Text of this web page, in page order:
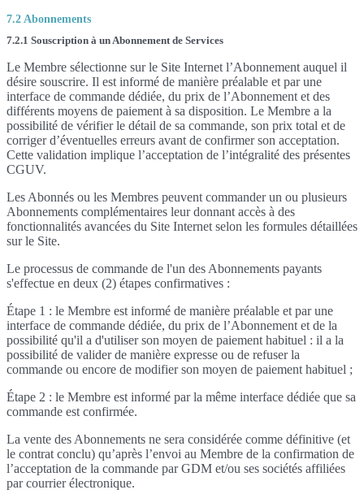
7.2 Abonnements
7.2.1 Souscription à un Abonnement de Services
Le Membre sélectionne sur le Site Internet l’Abonnement auquel il
désire souscrire. Il est informé de manière préalable et par une
interface de commande dédiée, du prix de l’Abonnement et des
différents moyens de paiement à sa disposition. Le Membre a la
possibilité de vérifier le détail de sa commande, son prix total et de
corriger d’éventuelles erreurs avant de confirmer son acceptation.
Cette validation implique l’acceptation de l’intégralité des présentes
CGUV.
Les Abonnés ou les Membres peuvent commander un ou plusieurs
Abonnements complémentaires leur donnant accès à des
fonctionnalités avancées du Site Internet selon les formules détaillées
sur le Site.
Le processus de commande de l'un des Abonnements payants
s'effectue en deux (2) étapes confirmatives :
Étape 1 : le Membre est informé de manière préalable et par une
interface de commande dédiée, du prix de l’Abonnement et de la
possibilité qu'il a d'utiliser son moyen de paiement habituel : il a la
possibilité de valider de manière expresse ou de refuser la
commande ou encore de modifier son moyen de paiement habituel ;
Étape 2 : le Membre est informé par la même interface dédiée que sa
commande est confirmée.
La vente des Abonnements ne sera considérée comme définitive (et
le contrat conclu) qu’après l’envoi au Membre de la confirmation de
l’acceptation de la commande par GDM et/ou ses sociétés affiliées
par courrier électronique.